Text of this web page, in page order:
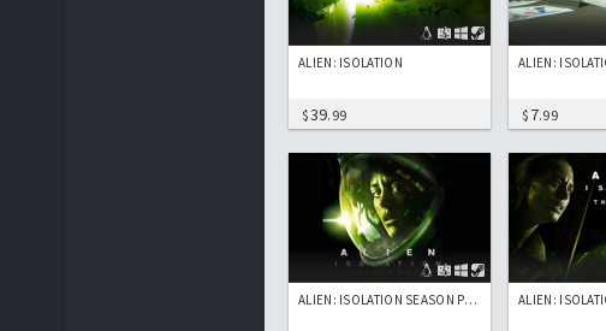
ALIEN: ISOLATION
$39.99 $ 7.99
ALIEN: ISOLATION SEASON PASS